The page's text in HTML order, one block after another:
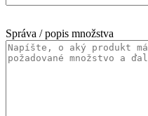
Správa / popis množstva